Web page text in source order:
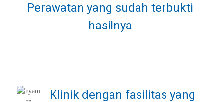
Perawatan yang sudah terbukti
hasilnya
Klinik dengan fasilitas yang